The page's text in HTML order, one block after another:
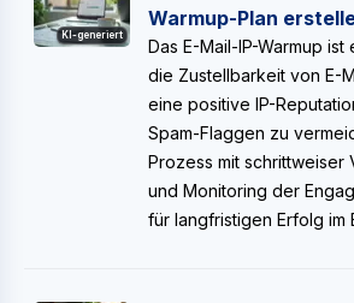
KI-generiert
Warmup-Plan
Das E-Mail-IP-Warmup
die Zustellbarkeit von E-
eine positive IP-
Spam-Flaggen zu
Prozess mit schrittweiser
und Monitoring der
für langfristigen Erfolg im